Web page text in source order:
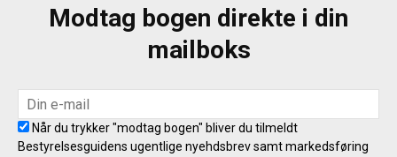
Modtag bogen direkte i din
mailboks
Når du trykker "modtag bogen" bliver du tilmeldt
Bestyrelsesguidens ugentlige nyehdsbrev samt markedsføring